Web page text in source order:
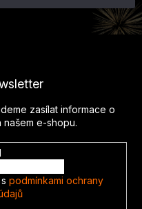
zasílat informace o
e-shopu.
podmínkami ochrany